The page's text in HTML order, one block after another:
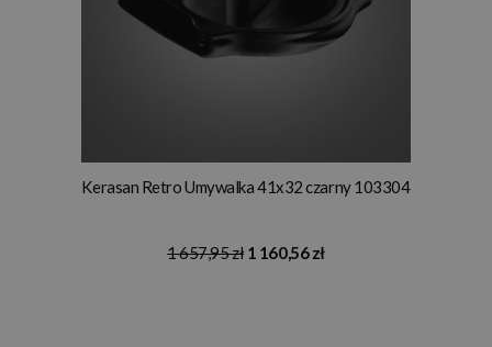
Kerasan Retro Umywalka 41x32 czarny 103304
1 657,95 zł 1 160,56 zł